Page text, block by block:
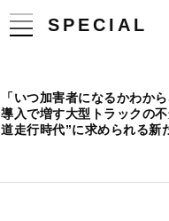
SPECIAL
「いつ加害者になるかわか
導入で増す大型トラックの
道走行時代”に求められる新